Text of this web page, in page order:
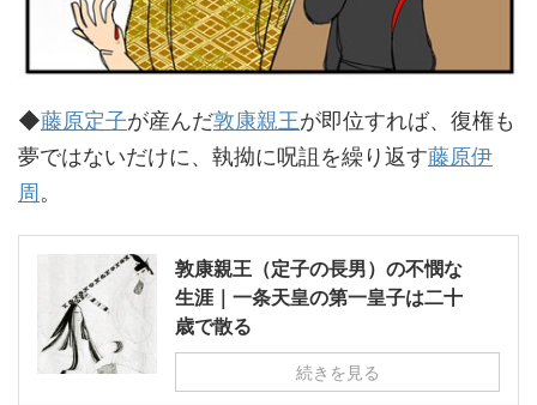
◆藤原定子が産んだ敦康親王が即位すれば、復権も
夢ではないだけに、執拗に呪詛を繰り返す藤原伊
周 。
敦康親王（定子の長男）の不憫な
生涯｜一条天皇の第一皇子は二十
歳で散る
続きを見る